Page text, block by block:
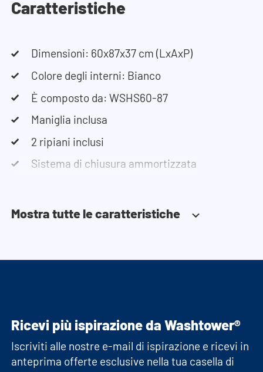
Hai bisogno di aiuto? Consulta le istruzioni di
montaggio o utilizza il nostro configuratore per
creare il mobile ideale per la tua lavatrice. Il
nostro team è sempre disponibile ad assisterti
telefonicamente o via e-mail.
Caratteristiche
Dimensioni: 60x87x37 cm (LxAxP)
Colore degli interni: Bianco
È composto da: WSHS60-87
Maniglia inclusa
2 ripiani inclusi
Sistema di chiusura ammortizzata
Mostra tutte le caratteristiche
Ricevi più ispirazione da Washtower®
Iscriviti alle nostre e-mail di ispirazione e ricevi in
anteprima offerte esclusive nella tua casella di